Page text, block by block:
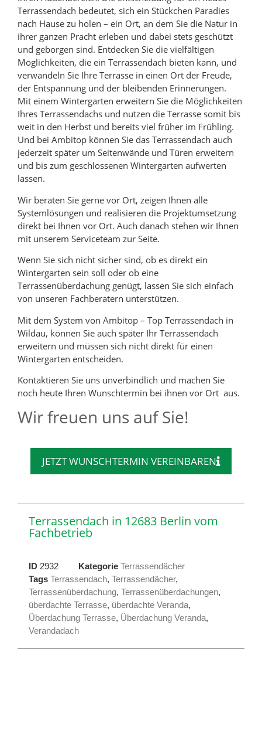
Terrassendach bedeutet, sich ein Stückchen Paradies
nach Hause zu holen – ein Ort, an dem Sie die Natur in
ihrer ganzen Pracht erleben und dabei stets geschützt
und geborgen sind. Entdecken Sie die vielfältigen
Möglichkeiten, die ein Terrassendach bieten kann, und
verwandeln Sie Ihre Terrasse in einen Ort der Freude,
der Entspannung und der bleibenden Erinnerungen.
Mit einem Wintergarten erweitern Sie die Möglichkeiten
Ihres Terrassendachs und nutzen die Terrasse somit bis
weit in den Herbst und bereits viel früher im Frühling.
Und bei Ambitop können Sie das Terrassendach auch
jederzeit später um Seitenwände und Türen erweitern
und bis zum geschlossenen Wintergarten aufwerten
lassen.
Wir beraten Sie gerne vor Ort, zeigen Ihnen alle
Systemlösungen und realisieren die Projektumsetzung
direkt bei Ihnen vor Ort. Auch danach stehen wir Ihnen
mit unserem Serviceteam zur Seite.
Wenn Sie sich nicht sicher sind, ob es direkt ein
Wintergarten sein soll oder ob eine
Terrassenüberdachung genügt, lassen Sie sich einfach
von unseren Fachberatern unterstützen.
Mit dem System von Ambitop – Top Terrassendach in
Wildau, können Sie auch später Ihr Terrassendach
erweitern und müssen sich nicht direkt für einen
Wintergarten entscheiden.
Kontaktieren Sie uns unverbindlich und machen Sie
noch heute Ihren Wunschtermin bei ihnen vor Ort aus.
Wir freuen uns auf Sie!
JETZT WUNSCHTERMIN VEREINBAREN
Terrassendach in 12683 Berlin vom
Fachbetrieb
ID 2932 Kategorie Terrassendächer
Tags Terrassendach, Terrassendächer,
Terrassenüberdachung, Terrassenüberdachungen,
überdachte Terrasse, überdachte Veranda,
Überdachung Terrasse, Überdachung Veranda,
Verandadach